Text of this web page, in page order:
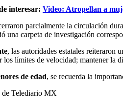
interesar: Video: Atropellan a
parcialmente la circulación
una carpeta de investigación
, las autoridades estatales reiteraron
los límites de velocidad; mantener la
de edad, se recuerda la
Telediario MX